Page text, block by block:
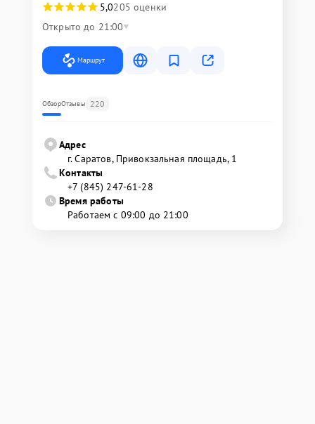
5,0205 оценки
Открыто до 21:00
Маршрут
ОбзорОтзывы 220
Адрес
г. Саратов, Привокзальная площадь, 1
Контакты
+7 (845) 247-61-28
Время работы
Работаем с 09:00 до 21:00